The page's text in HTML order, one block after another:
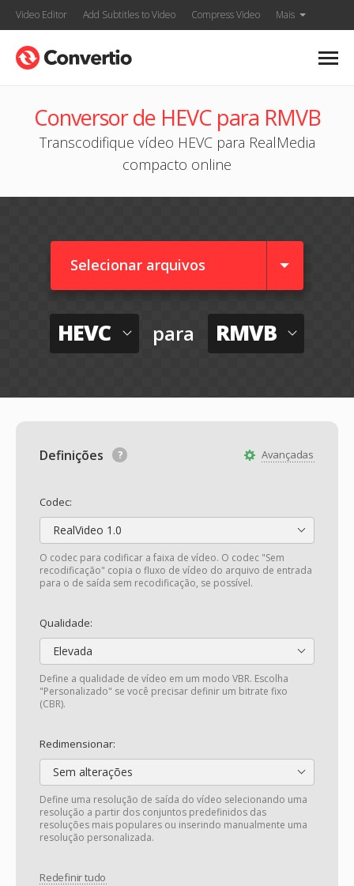
Video Editor Add Subtitles to Video Compress Video Mais
Conversor de HEVC para RMVB
Transcodifique vídeo HEVC para RealMedia
compacto online
Selecionar arquivos
HEVC para RMVB
Avançadas
Definições
Codec:
RealVideo 1.0
O codec para codificar a faixa de vídeo. O codec "Sem
recodificação" copia o fluxo de vídeo do arquivo de entrada
para o de saída sem recodificação, se possível.
Qualidade:
Elevada
Define a qualidade de vídeo em um modo VBR. Escolha
"Personalizado" se você precisar definir um bitrate fixo
(CBR).
Redimensionar:
Sem alterações
Define uma resolução de saída do vídeo selecionando uma
resolução a partir dos conjuntos predefinidos das
resoluções mais populares ou inserindo manualmente uma
resolução personalizada.
Redefinir tudo